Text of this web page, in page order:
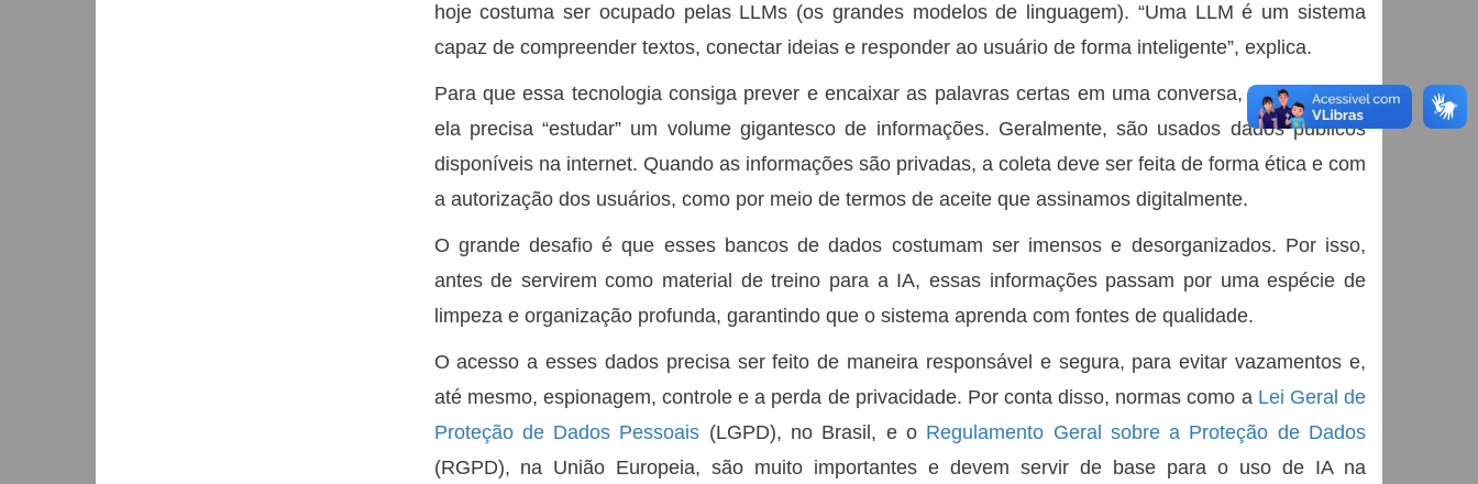
hoje costuma ser ocupado pelas LLMs (os grandes modelos de linguagem). “Uma LLM é um sistema
capaz de compreender textos, conectar ideias e responder ao usuário de forma inteligente”, explica.
Para que essa tecnologia consiga prever e encaixar as palavras certas em uma conversa, por exemplo,
ela precisa “estudar” um volume gigantesco de informações. Geralmente, são usados dados públicos
disponíveis na internet. Quando as informações são privadas, a coleta deve ser feita de forma ética e com
a autorização dos usuários, como por meio de termos de aceite que assinamos digitalmente.
O grande desafio é que esses bancos de dados costumam ser imensos e desorganizados. Por isso,
antes de servirem como material de treino para a IA, essas informações passam por uma espécie de
limpeza e organização profunda, garantindo que o sistema aprenda com fontes de qualidade.
O acesso a esses dados precisa ser feito de maneira responsável e segura, para evitar vazamentos e,
até mesmo, espionagem, controle e a perda de privacidade. Por conta disso, normas como a Lei Geral de
Proteção de Dados Pessoais (LGPD), no Brasil, e o Regulamento Geral sobre a Proteção de Dados
(RGPD), na União Europeia, são muito importantes e devem servir de base para o uso de IA na